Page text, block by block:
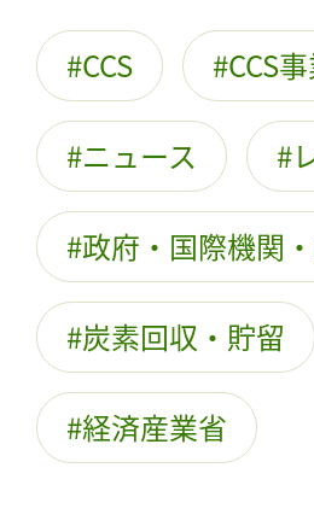
CCS CCS
ニュース
政府・国際機関
炭素回収・貯留
経済産業省